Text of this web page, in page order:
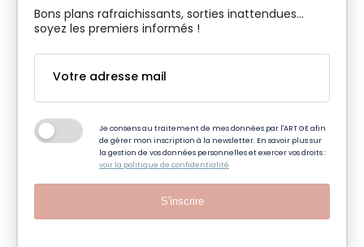
Bons plans rafraichissants, sorties inattendues…
soyez les premiers informés !
Je consens au traitement de mes données par l'ART GE afin
de gérer mon inscription à la newsletter. En savoir plus sur
la gestion de vos données personnelles et exercer vos droits :
voir la politique de confidentialité
S'inscrire